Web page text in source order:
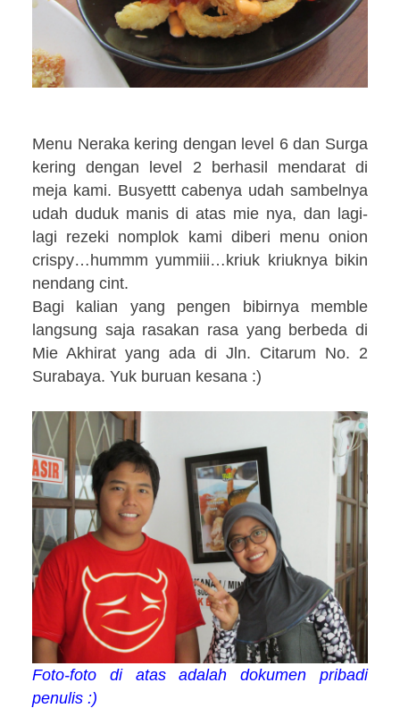
Menu Neraka kering dengan level 6 dan Surga
kering dengan level 2 berhasil mendarat di
meja kami. Busyettt cabenya udah sambelnya
udah duduk manis di atas mie nya, dan lagi-
lagi rezeki nomplok kami diberi menu onion
crispy…hummm yummiii…kriuk kriuknya bikin
nendang cint.
Bagi kalian yang pengen bibirnya memble
langsung saja rasakan rasa yang berbeda di
Mie Akhirat yang ada di Jln. Citarum No. 2
Surabaya. Yuk buruan kesana :)
Foto-foto di atas adalah dokumen pribadi
penulis :)